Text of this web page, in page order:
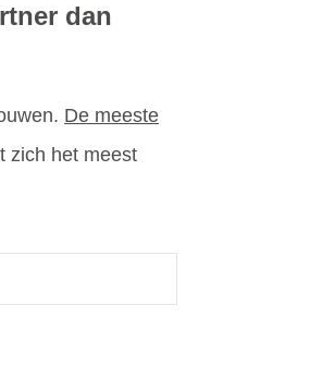
dan
De meeste
zich het meest